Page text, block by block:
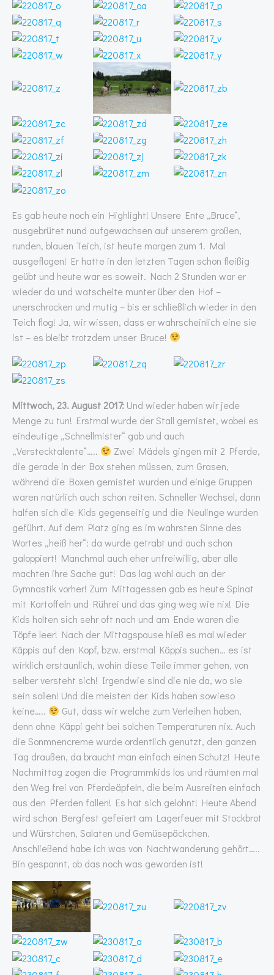
Es gab heute noch ein Highlight! Unsere Ente „Bruce“,
ausgebrütet nund aufgewachsen auf unserem großen,
runden, blauen Teich, ist heute morgen zum 1. Mal
ausgeflogen! Er hatte in den letzten Tagen schon fleißig
geübt und heute war es soweit. Nach 2 Stunden war er
wieder da und watschelte munter über den Hof –
unerschrocken und mutig – bis er schließlich wieder in den
Teich flog! Ja, wir wissen, dass er wahrscheinlich eine sie
ist – es bleibt trotzdem unser Bruce!
Mittwoch, 23. August 2017: Und wieder haben wir jede
Menge zu tun! Erstmal wurde der Stall gemistet, wobei es
eindeutige „Schnellmister“ gab und auch
„Verstecktalente“…..
Zwei Mädels gingen mit 2 Pferde,
die gerade in der Box stehen müssen, zum Grasen,
während die Boxen gemistet wurden und einige Gruppen
waren natürlich auch schon reiten. Schneller Wechsel, dann
halfen sich die Kids gegenseitig und die Neulinge wurden
geführt. Auf dem Platz ging es im wahrsten Sinne des
Wortes „heiß her“: da wurde getrabt und auch schon
galoppiert! Manchmal auch eher unfreiwillig, aber alle
machten ihre Sache gut! Das lag wohl auch an der
Gymnastik vorher! Zum Mittagessen gab es heute Spinat
mit Kartoffeln und Rührei und das ging weg wie nix! Die
Kids holten sich sehr oft nach und am Ende waren die
Töpfe leer! Nach der Mittagspause hieß es mal wieder
Käppis auf den Kopf, bzw. erstmal Käppis suchen… es ist
wirklich erstaunlich, wohin diese Teile immer gehen, von
selber versteht sich! Irgendwie sind die nie da, wo sie
sein sollen! Und die meisten der Kids haben sowieso
keine…..
Gut, dass wir welche zum Verleihen haben,
denn ohne Käppi geht bei solchen Temperaturen nix. Auch
die Sonmnencreme wurde ordentlich genutzt, den ganzen
Tag draußen, da braucht man einfach einen Schutz! Heute
Nachmittag zogen die Programmkids los und räumten mal
den Weg frei von Pferdeäpfeln, die beim Ausreiten einfach
aus den Pferden fallen! Es hat sich gelohnt! Heute Abend
wird schon Bergfest gefeiert am Lagerfeuer mit Stockbrot
und Würstchen, Salaten und Gemüsepäckchen.
Anschließend habe ich was von Nachtwanderung gehört…..
Bin gespannt, ob das noch was geworden ist!